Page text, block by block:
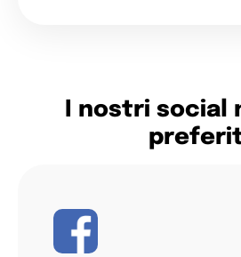
I nostri social